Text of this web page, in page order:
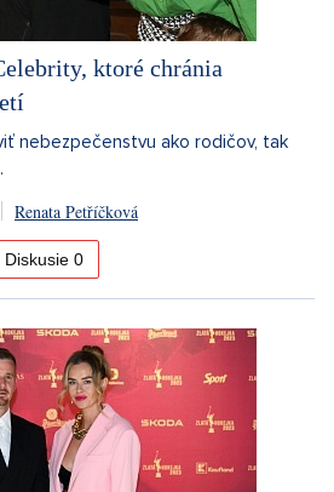
ktoré chránia
nebezpečenstvu ako rodičov, tak
Renata Petříčková
Diskusie 0